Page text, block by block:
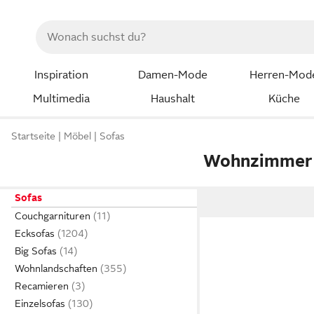
Inspiration Damen-Mode
Herren-
Multimedia
Haushalt Küche
Startseite Möbel Sofas
Sofas
Couchgarnituren
Ecksofas
Big Sofas
Wohnlandschaften
Recamieren
Einzelsofas